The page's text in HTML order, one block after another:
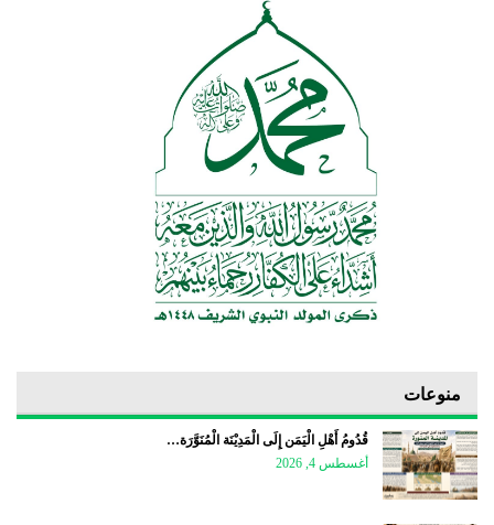
منوعات
قُدُومُ أَهْلِ الْيَمَن إِلَى الْمَدِيْنَة الْمُنَوَّرَة…
أغسطس 4, 2026